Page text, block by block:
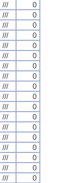
///
0
///
0
///
0
///
0
///
0
///
0
///
0
///
0
///
0
///
0
///
0
///
0
///
0
///
0
///
0
///
0
///
0
///
0